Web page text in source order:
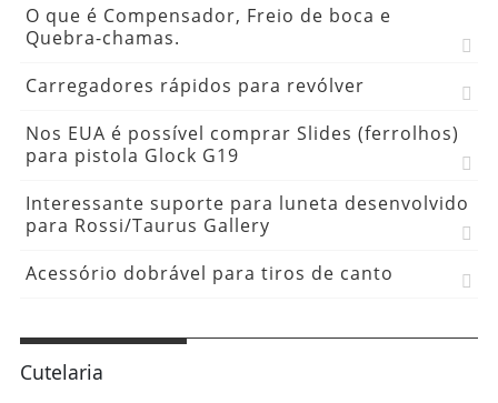
O que é Compensador, Freio de boca e
Quebra-chamas.
Carregadores rápidos para revólver
Nos EUA é possível comprar Slides (ferrolhos)
para pistola Glock G19
Interessante suporte para luneta desenvolvido
para Rossi/Taurus Gallery
Acessório dobrável para tiros de canto
Cutelaria